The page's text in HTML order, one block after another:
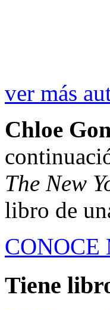
ver más
Chloe
The New
libro de
CONOCE
Tiene